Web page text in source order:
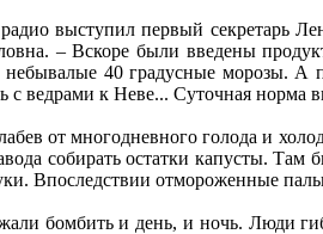
выступил первый секретарь
– Вскоре были введены
40 градусные морозы. А
с ведрами к Неве... Суточная норма
от многодневного голода и
собирать остатки капусты.
Впоследствии отмороженные
бомбить и день, и ночь. Люди